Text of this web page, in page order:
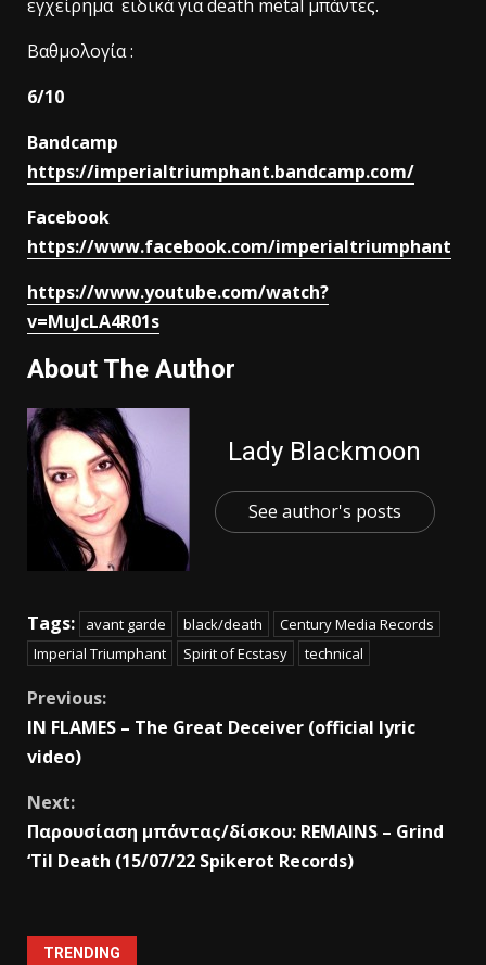
εγχείρημα ειδικά για death metal μπάντες.
Βαθμολογία :
6/10
Bandcamp
https://imperialtriumphant.bandcamp.com/
Facebook
https://www.facebook.com/imperialtriumphant
https://www.youtube.com/watch?
v=MuJcLA4R01s
About The Author
Lady Blackmoon
See author's posts
Tags: avant garde black/death
Century Media Records
Imperial Triumphant
Spirit of Ecstasy technical
Previous:
IN FLAMES – The Great Deceiver (official lyric
video)
Next:
Παρουσίαση μπάντας/δίσκου: REMAINS – Grind
‘Til Death (15/07/22 Spikerot Records)
TRENDING